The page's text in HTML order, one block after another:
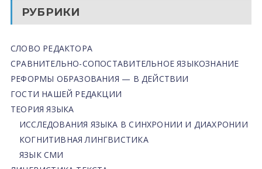
РУБРИКИ
СЛОВО РЕДАКТОРА
СРАВНИТЕЛЬНО-СОПОСТАВИТЕЛЬНОЕ ЯЗЫКОЗНАНИЕ
РЕФОРМЫ ОБРАЗОВАНИЯ — В ДЕЙСТВИИ
ГОСТИ НАШЕЙ РЕДАКЦИИ
ТЕОРИЯ ЯЗЫКА
ИССЛЕДОВАНИЯ ЯЗЫКА В СИНХРОНИИ И ДИАХРОНИИ
КОГНИТИВНАЯ ЛИНГВИСТИКА
ЯЗЫК СМИ